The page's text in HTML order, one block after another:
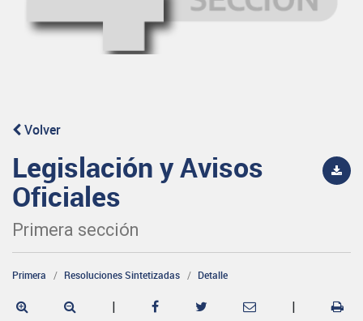
Volver
Legislación y Avisos
Oficiales
Primera sección
Primera Resoluciones Sintetizadas Detalle
| |